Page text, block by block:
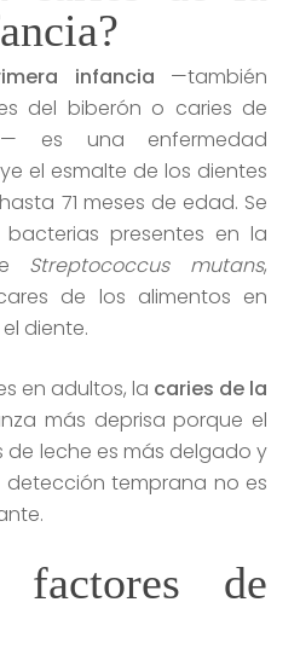
infancia —también
del biberón o caries de
es una enfermedad
el esmalte de los dientes
71 meses de edad. Se
presentes en la
Streptococcus mutans,
de los alimentos en
diente.
en adultos, la caries de la
más deprisa porque el
de leche es más delgado y
detección temprana no es
factores de